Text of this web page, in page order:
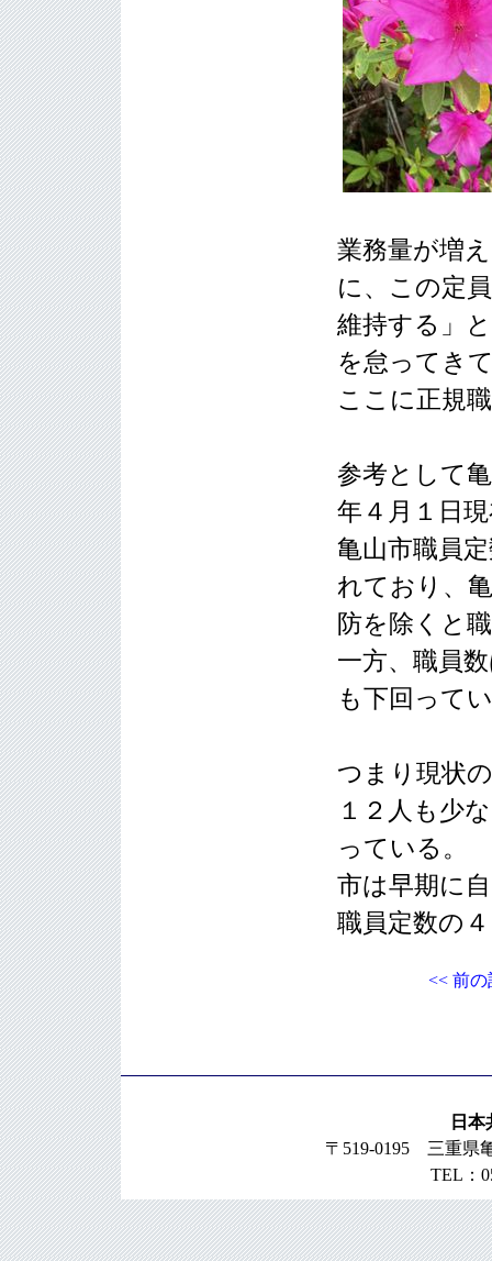
業務量が増
に、この定
維持する」
を怠ってき
ここに正規
参考として
年４月１日
亀山市職員
れており、
防を除くと
一方、職員
も下回って
つまり現状
１２人も少
っている。
市は早期に
職員定数の
<< 前の
日
〒519-0195 三重県
TEL：